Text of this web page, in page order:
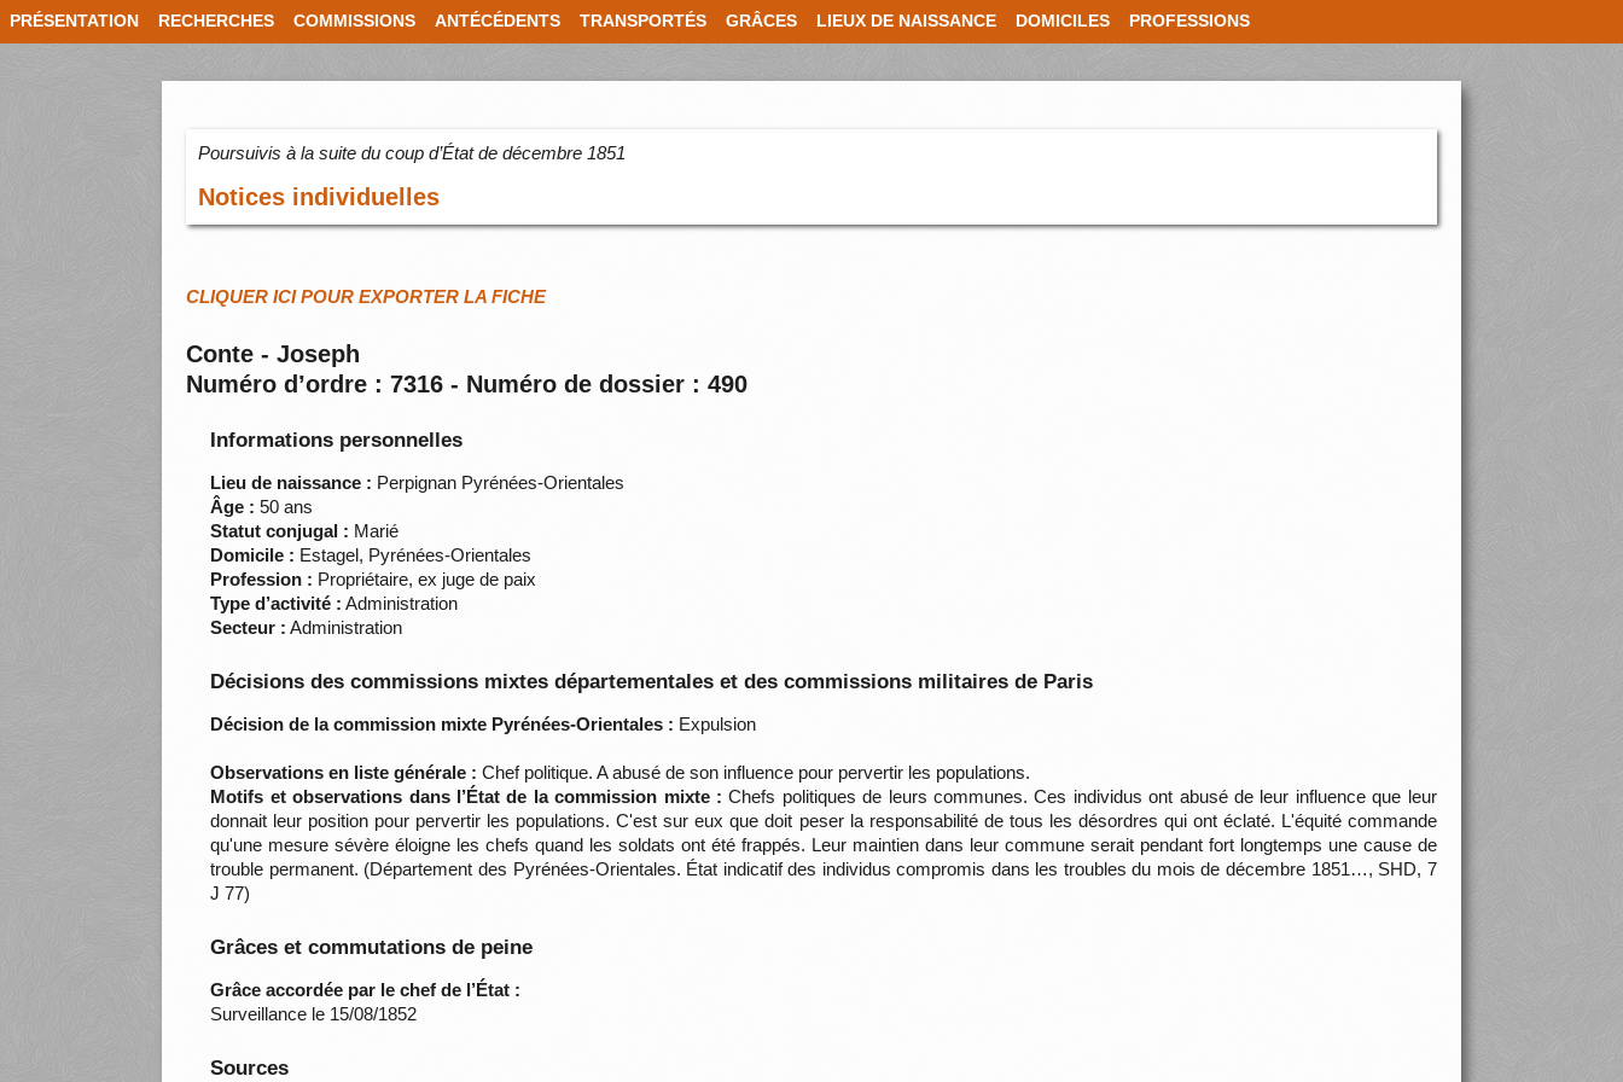
PRÉSENTATION RECHERCHES COMMISSIONS ANTÉCÉDENTS TRANSPORTÉS GRÂCES LIEUX DE NAISSANCE DOMICILES PROFESSIONS
Poursuivis à la suite du coup d’État de décembre 1851
Notices individuelles
CLIQUER ICI POUR EXPORTER LA FICHE
Conte - Joseph
Numéro d’ordre : 7316 - Numéro de dossier : 490
Informations personnelles
Lieu de naissance : Perpignan Pyrénées-Orientales
Âge : 50 ans
Statut conjugal : Marié
Domicile : Estagel, Pyrénées-Orientales
Profession : Propriétaire, ex juge de paix
Type d’activité : Administration
Secteur : Administration
Décisions des commissions mixtes départementales et des commissions militaires de Paris
Décision de la commission mixte Pyrénées-Orientales : Expulsion
Observations en liste générale : Chef politique. A abusé de son influence pour pervertir les populations.
Motifs et observations dans l’État de la commission mixte : Chefs politiques de leurs communes. Ces individus ont abusé de leur influence que leur
donnait leur position pour pervertir les populations. C'est sur eux que doit peser la responsabilité de tous les désordres qui ont éclaté. L'équité commande
qu'une mesure sévère éloigne les chefs quand les soldats ont été frappés. Leur maintien dans leur commune serait pendant fort longtemps une cause de
trouble permanent. (Département des Pyrénées-Orientales. État indicatif des individus compromis dans les troubles du mois de décembre 1851…, SHD, 7
J 77)
Grâces et commutations de peine
Grâce accordée par le chef de l’État :
Surveillance le 15/08/1852
Sources